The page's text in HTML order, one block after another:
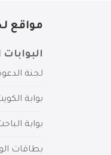
مواقع
البوابات
لجنة
بوابة
بوابة
بطاقات